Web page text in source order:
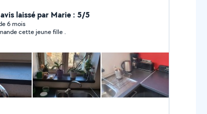
laissé par Marie : 5/5
6 mois
cette jeune fille .